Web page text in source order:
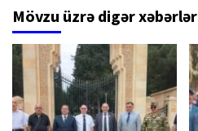
Mövzu üzrə digər xəbərlər